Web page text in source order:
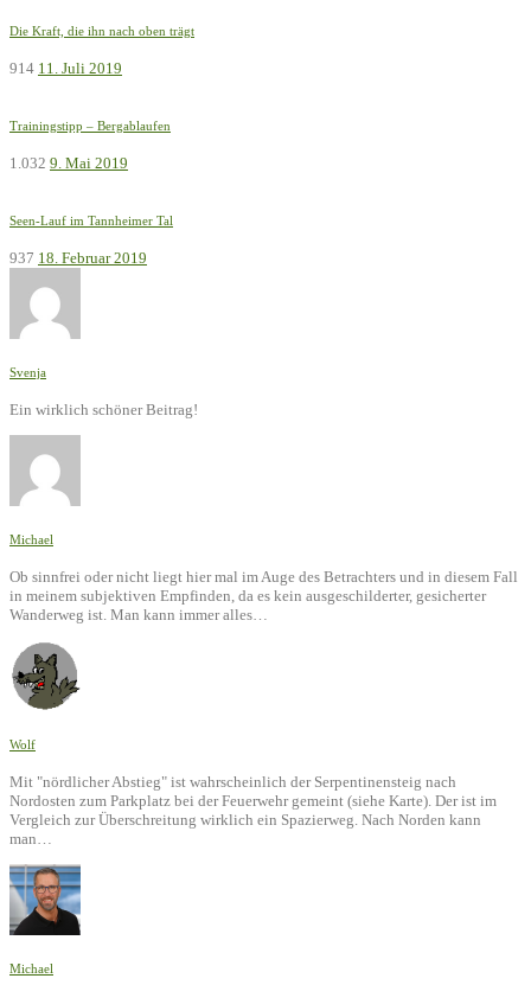
Die Kraft, die ihn nach oben trägt
914 11. Juli 2019
Trainingstipp – Bergablaufen
1.032 9. Mai 2019
Seen-Lauf im Tannheimer Tal
937 18. Februar 2019
Svenja
Ein wirklich schöner Beitrag!
Michael
Ob sinnfrei oder nicht liegt hier mal im Auge des Betrachters und in diesem Fall
in meinem subjektiven Empfinden, da es kein ausgeschilderter, gesicherter
Wanderweg ist. Man kann immer alles…
Wolf
Mit "nördlicher Abstieg" ist wahrscheinlich der Serpentinensteig nach
Nordosten zum Parkplatz bei der Feuerwehr gemeint (siehe Karte). Der ist im
Vergleich zur Überschreitung wirklich ein Spazierweg. Nach Norden kann
man…
Michael